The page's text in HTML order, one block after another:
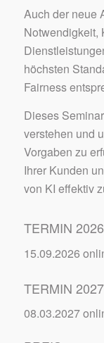
Auch der neue
Notwendigkeit,
höchsten
Fairness
Dieses
verstehen und
Vorgaben zu
Ihrer Kunden
von KI effektiv
TERMIN 2026
15.09.2026
TERMIN 2027
08.03.2027